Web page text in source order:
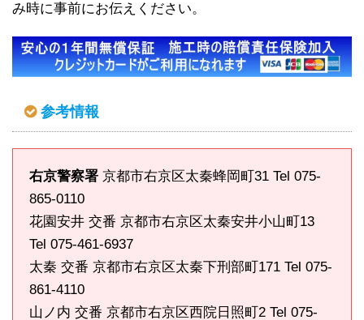
み時に事前にお伝えください。
参考情報
右京警察署 京都市右京区太秦蜂岡町31 Tel 075-
865-0110
花園安井 交番 京都市右京区太秦安井小山町13
Tel 075-461-6937
太秦 交番 京都市右京区太秦下刑部町171 Tel 075-
861-4110
山ノ内 交番 京都市右京区西院日照町2 Tel 075-